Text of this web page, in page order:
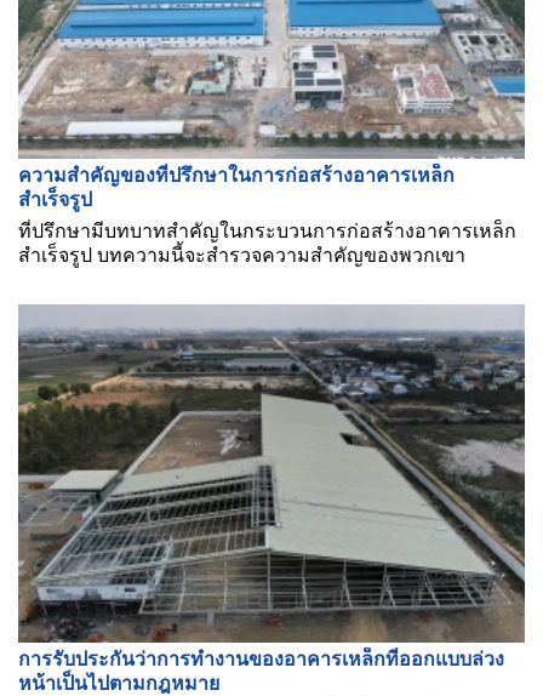
ความสำคัญของที่ปรึกษาในการก่อสร้างอาคารเหล็ก
สำเร็จรูป
ที่ปรึกษามีบทบาทสำคัญในกระบวนการก่อสร้างอาคารเหล็ก
สำเร็จรูป บทความนี้จะสำรวจความสำคัญของพวกเขา
การรับประกันว่าการทำงานของอาคารเหล็กที่ออกแบบล่วง
หน้าเป็นไปตามกฎหมาย